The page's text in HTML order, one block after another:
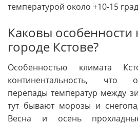
температурой около +10-15
Каковы особенности
городе Кстове?
Особенностью климата
континентальность, что
перепады температур между
тут бывают морозы и
Весна и осень